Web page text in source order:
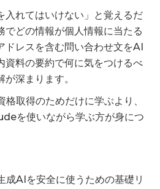
入れてはいけない」と覚えるだ
でどの情報が個人情報に当たる
ドレスを含む問い合わせ文をAI
資料の要約で何に気をつけるべ
深まります。
取得のためだけに学ぶより、
を使いながら学ぶ方が身につ
成AIを安全に使うための基礎リ